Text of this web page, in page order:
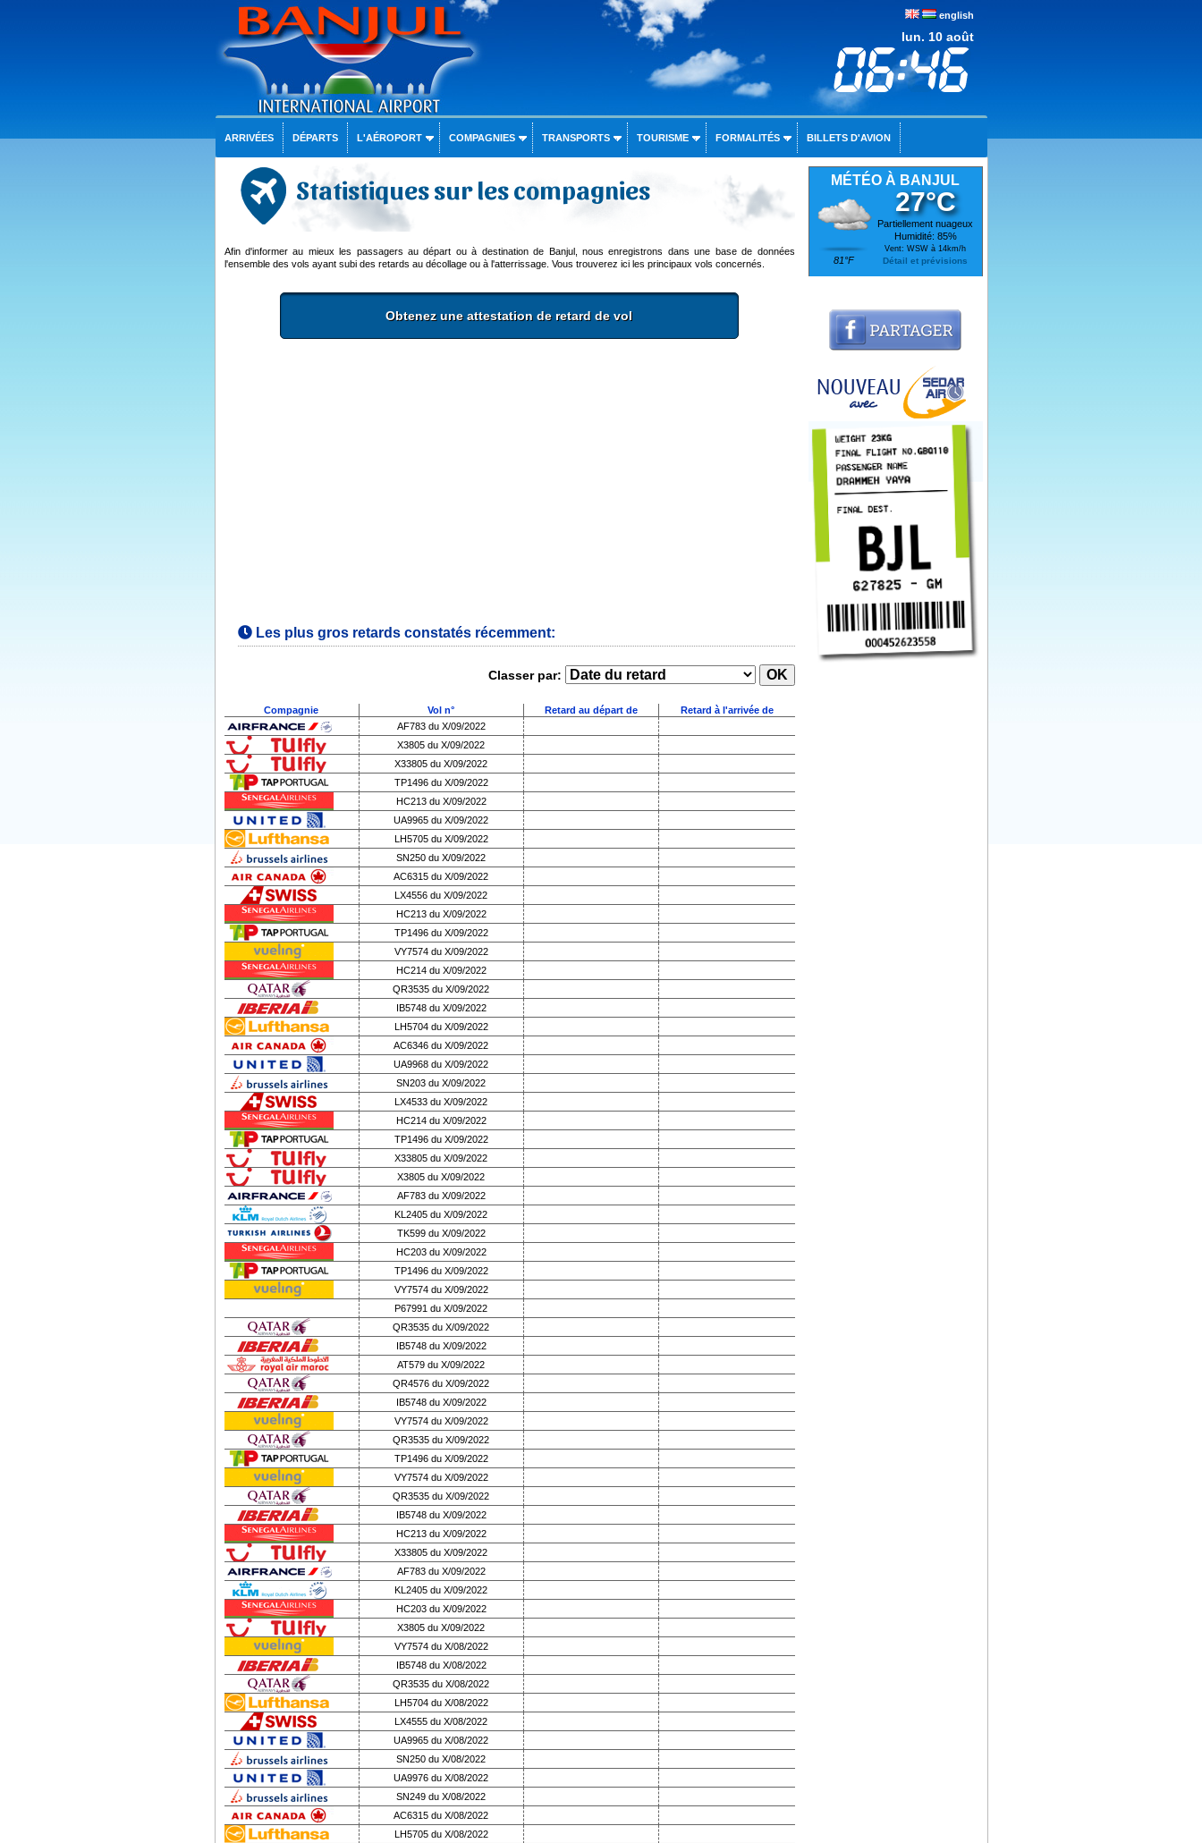
english
lun. 10 août
ARRIVÉES DÉPARTS L'AÉROPORT COMPAGNIES TRANSPORTS TOURISME FORMALITÉS BILLETS D'AVION
Statistiques sur les compagnies
Afin d'informer au mieux les passagers au départ ou à destination de Banjul, nous enregistrons dans une base de données
l'ensemble des vols ayant subi des retards au décollage ou à l'atterrissage. Vous trouverez ici les principaux vols concernés.
Obtenez une attestation de retard de vol Jusqu'à 365 jours après le vol retardé
Pour faire indemniser vos retards et annulations
Les plus gros retards constatés récemment:
Classer par:
Compagnie Vol n° Retard au départ de
Retard à l'arrivée de
AF783 du X/09/2022
X3805 du X/09/2022
X33805 du X/09/2022
TP1496 du X/09/2022
HC213 du X/09/2022
UA9965 du X/09/2022
LH5705 du X/09/2022
SN250 du X/09/2022
AC6315 du X/09/2022
LX4556 du X/09/2022
HC213 du X/09/2022
TP1496 du X/09/2022
VY7574 du X/09/2022
HC214 du X/09/2022
QR3535 du X/09/2022
IB5748 du X/09/2022
LH5704 du X/09/2022
AC6346 du X/09/2022
UA9968 du X/09/2022
SN203 du X/09/2022
LX4533 du X/09/2022
HC214 du X/09/2022
TP1496 du X/09/2022
X33805 du X/09/2022
X3805 du X/09/2022
AF783 du X/09/2022
KL2405 du X/09/2022
TK599 du X/09/2022
HC203 du X/09/2022
TP1496 du X/09/2022
VY7574 du X/09/2022
P67991 du X/09/2022
QR3535 du X/09/2022
IB5748 du X/09/2022
AT579 du X/09/2022
QR4576 du X/09/2022
IB5748 du X/09/2022
VY7574 du X/09/2022
QR3535 du X/09/2022
TP1496 du X/09/2022
VY7574 du X/09/2022
QR3535 du X/09/2022
IB5748 du X/09/2022
HC213 du X/09/2022
X33805 du X/09/2022
AF783 du X/09/2022
KL2405 du X/09/2022
HC203 du X/09/2022
X3805 du X/09/2022
VY7574 du X/08/2022
IB5748 du X/08/2022
QR3535 du X/08/2022
LH5704 du X/08/2022
LX4555 du X/08/2022
UA9965 du X/08/2022
SN250 du X/08/2022
UA9976 du X/08/2022
SN249 du X/08/2022
AC6315 du X/08/2022
LH5705 du X/08/2022
MÉTÉO À BANJUL
81°F
27°C
Partiellement nuageux
Humidité: 85%
Vent: WSW à 14km/h
Détail et prévisions